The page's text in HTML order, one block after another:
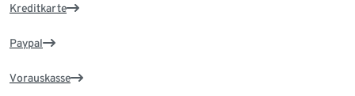
Kreditkarte
Paypal
Vorauskasse